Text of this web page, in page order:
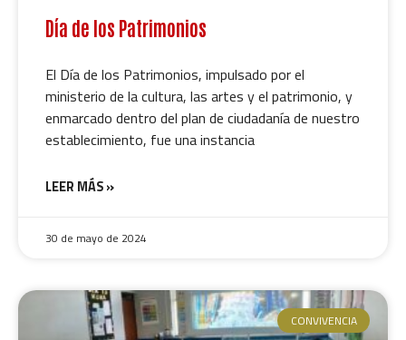
Día de los Patrimonios
El Día de los Patrimonios, impulsado por el
ministerio de la cultura, las artes y el patrimonio, y
enmarcado dentro del plan de ciudadanía de nuestro
establecimiento, fue una instancia
LEER MÁS »
30 de mayo de 2024
CONVIVENCIA